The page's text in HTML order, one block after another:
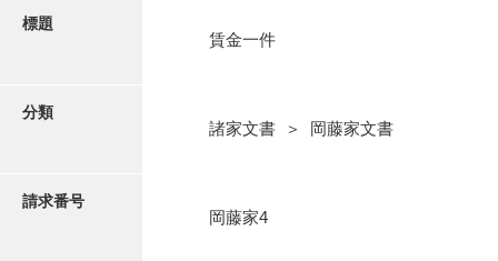
写真・絵はがき
近代刊行写真帳類
標題
賃金一件
分類
諸家文書 ＞ 岡藤家文書
請求番号
岡藤家4